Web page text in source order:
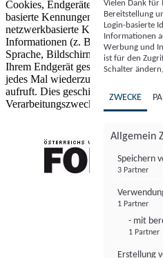
Cookies, Endgeräte- oder
basierte Kennungen, zufällig
netzwerkbasierte Kennungen)
Informationen (z. B. Browsertyp
Sprache, Bildschirmgröße,
Ihrem Endgerät gespeichert oder
jedes Mal wiederzuerkennen, wenn
aufruft. Dies geschieht für einen
Verarbeitungszwecke.
Vielen Dank für
Bereitstellung
Login-basierte
Informationen
Werbung und
ist für den
Schalter
ZWECKE
Allgemein
Speichern
3 Partner
1 Partner
- mit
1 Partner
Erstellung
FONDS professionell